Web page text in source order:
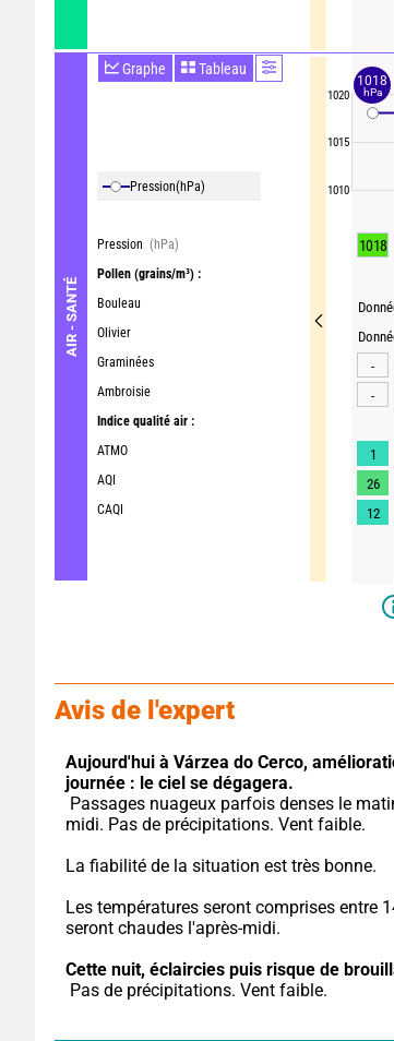
AIR - SANTÉ
Graphe Tableau
Pression(hPa)
Pression (hPa)
Pollen (grains/m³) :
Bouleau
Olivier
Graminées
Ambroisie
Indice qualité air :
ATMO
AQI
CAQI
1020
1015
1010
1018
-
-
1
26
12
Avis de l'expert
Aujourd'hui à Várzea do Cerco,
journée : le ciel se dégagera.
midi. Pas de précipitations. Vent faible.
La fiabilité de la situation est très bonne.
Les températures seront comprises entre
seront chaudes l'après-midi.
Cette nuit, éclaircies puis risque de
Pas de précipitations. Vent faible.
1018
hPa